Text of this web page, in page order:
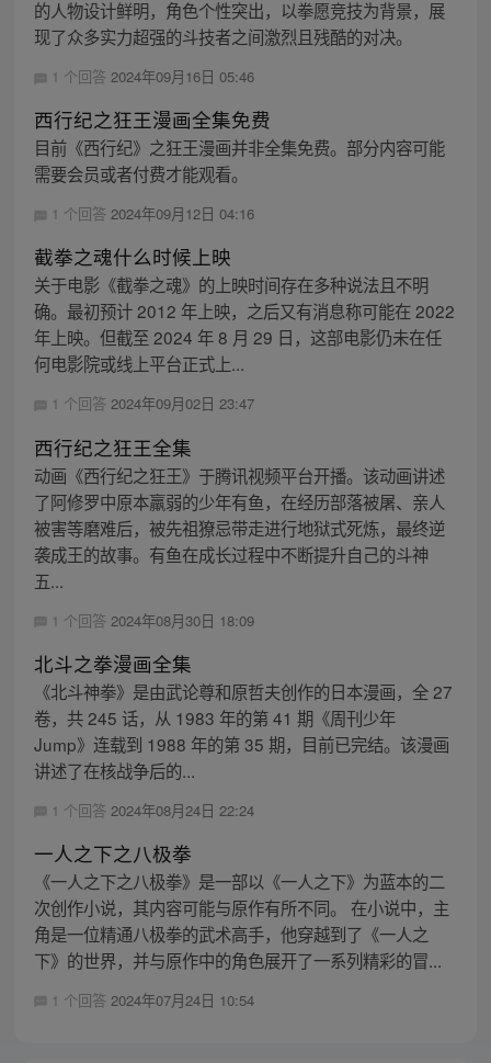
的人物设计鲜明，角色个性突出，以拳愿竞技为背景，展
现了众多实力超强的斗技者之间激烈且残酷的对决。
1 个回答 2024年09月16日 05:46
西行纪之狂王漫画全集免费
目前《西行纪》之狂王漫画并非全集免费。部分内容可能
需要会员或者付费才能观看。
1 个回答 2024年09月12日 04:16
截拳之魂什么时候上映
关于电影《截拳之魂》的上映时间存在多种说法且不明
确。最初预计 2012 年上映，之后又有消息称可能在 2022
年上映。但截至 2024 年 8 月 29 日，这部电影仍未在任
何电影院或线上平台正式上...
1 个回答 2024年09月02日 23:47
西行纪之狂王全集
动画《西行纪之狂王》于腾讯视频平台开播。该动画讲述
了阿修罗中原本羸弱的少年有鱼，在经历部落被屠、亲人
被害等磨难后，被先祖獠忌带走进行地狱式死炼，最终逆
袭成王的故事。有鱼在成长过程中不断提升自己的斗神
五...
1 个回答 2024年08月30日 18:09
北斗之拳漫画全集
《北斗神拳》是由武论尊和原哲夫创作的日本漫画，全 27
卷，共 245 话，从 1983 年的第 41 期《周刊少年
Jump》连载到 1988 年的第 35 期，目前已完结。该漫画
讲述了在核战争后的...
1 个回答 2024年08月24日 22:24
一人之下之八极拳
《一人之下之八极拳》是一部以《一人之下》为蓝本的二
次创作小说，其内容可能与原作有所不同。 在小说中，主
角是一位精通八极拳的武术高手，他穿越到了《一人之
下》的世界，并与原作中的角色展开了一系列精彩的冒...
1 个回答 2024年07月24日 10:54